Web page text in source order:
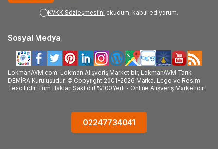
KVKK Sözleşmesi'ni okudum, kabul ediyorum.
Sosyal Medya
LokmanAVM.com-Lokman Alışveriş Market bir, LokmanAVM Tarık
DEMİRA Kuruluşudur. © Copyright 2001-2026 Marka, Logo ve Resim
Tescillidir. Tüm Hakları Saklıdır! %100Yerli - Online Alışveriş Marketidir.
02247734041